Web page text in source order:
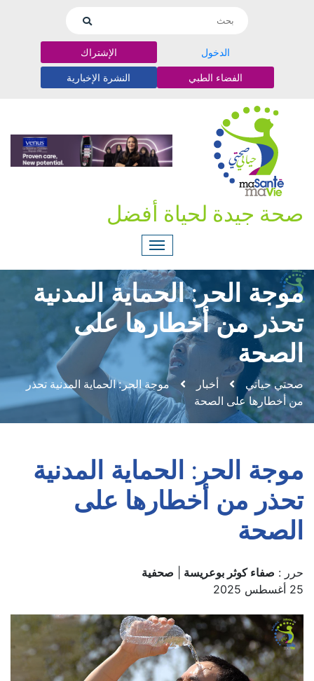
الدخول الإشتراك
الفضاء الطبي النشرة الإخبارية
صحة جيدة لحياة أفضل
موجة الحر: الحماية المدنية
تحذر من أخطارها على
الصحة
صحتي حياتي أخبار
موجة الحر: الحماية المدنية تحذر
من أخطارها على الصحة
موجة الحر: الحماية المدنية
تحذر من أخطارها على
الصحة
حرر : صفاء كوثر بوعريسة
صحفية
25 أغسطس 2025